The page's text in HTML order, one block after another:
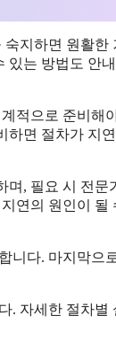
숙지하면 원활한
있는 방법도 안
적으로 준비해
하면 절차가 지
며, 필요 시 전문
연의 원인이 될
니다. 마지막으
. 자세한 절차별